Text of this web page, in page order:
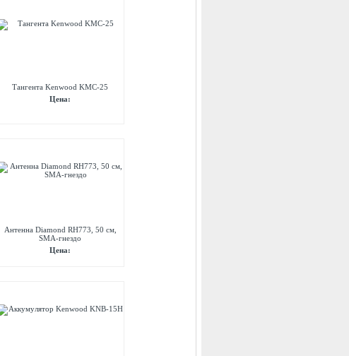
Тангента Kenwood KMC-25
Цена:
Антенна Diamond RH773, 50 см,
SMA-гнездо
Цена: